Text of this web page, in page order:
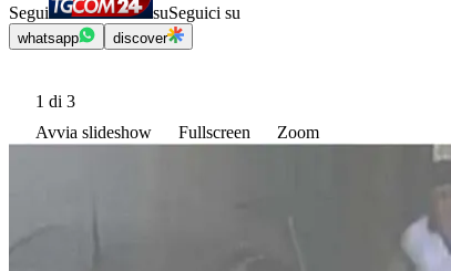
Segui suSeguici su
whatsapp discover
1 di 3
Avvia slideshow
Fullscreen Zoom